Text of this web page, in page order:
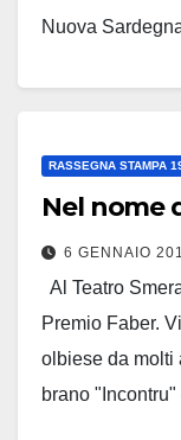
Nuova
RASSEGNA STAMPA
Nel nome
6 GENNAIO
Al Teatro
Premio Faber.
olbiese da molti
brano